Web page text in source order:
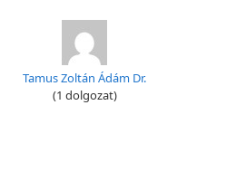
Tamus Zoltán Ádám Dr.
(1 dolgozat)